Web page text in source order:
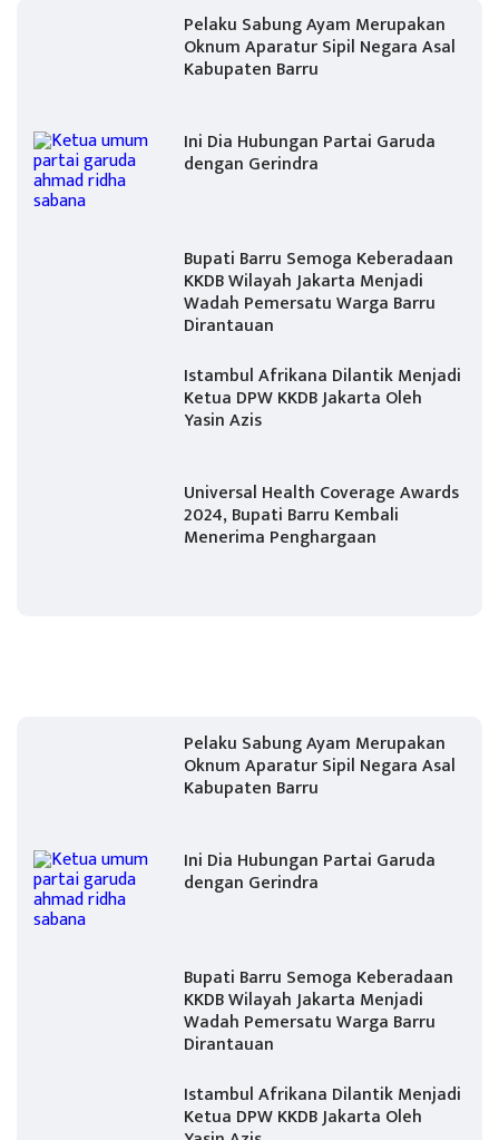
Pelaku Sabung Ayam Merupakan
Oknum Aparatur Sipil Negara Asal
Kabupaten Barru
Ini Dia Hubungan Partai Garuda
dengan Gerindra
Bupati Barru Semoga Keberadaan
KKDB Wilayah Jakarta Menjadi
Wadah Pemersatu Warga Barru
Dirantauan
Istambul Afrikana Dilantik Menjadi
Ketua DPW KKDB Jakarta Oleh
Yasin Azis
Universal Health Coverage Awards
2024, Bupati Barru Kembali
Menerima Penghargaan
Pelaku Sabung Ayam Merupakan
Oknum Aparatur Sipil Negara Asal
Kabupaten Barru
Ini Dia Hubungan Partai Garuda
dengan Gerindra
Bupati Barru Semoga Keberadaan
KKDB Wilayah Jakarta Menjadi
Wadah Pemersatu Warga Barru
Dirantauan
Istambul Afrikana Dilantik Menjadi
Ketua DPW KKDB Jakarta Oleh